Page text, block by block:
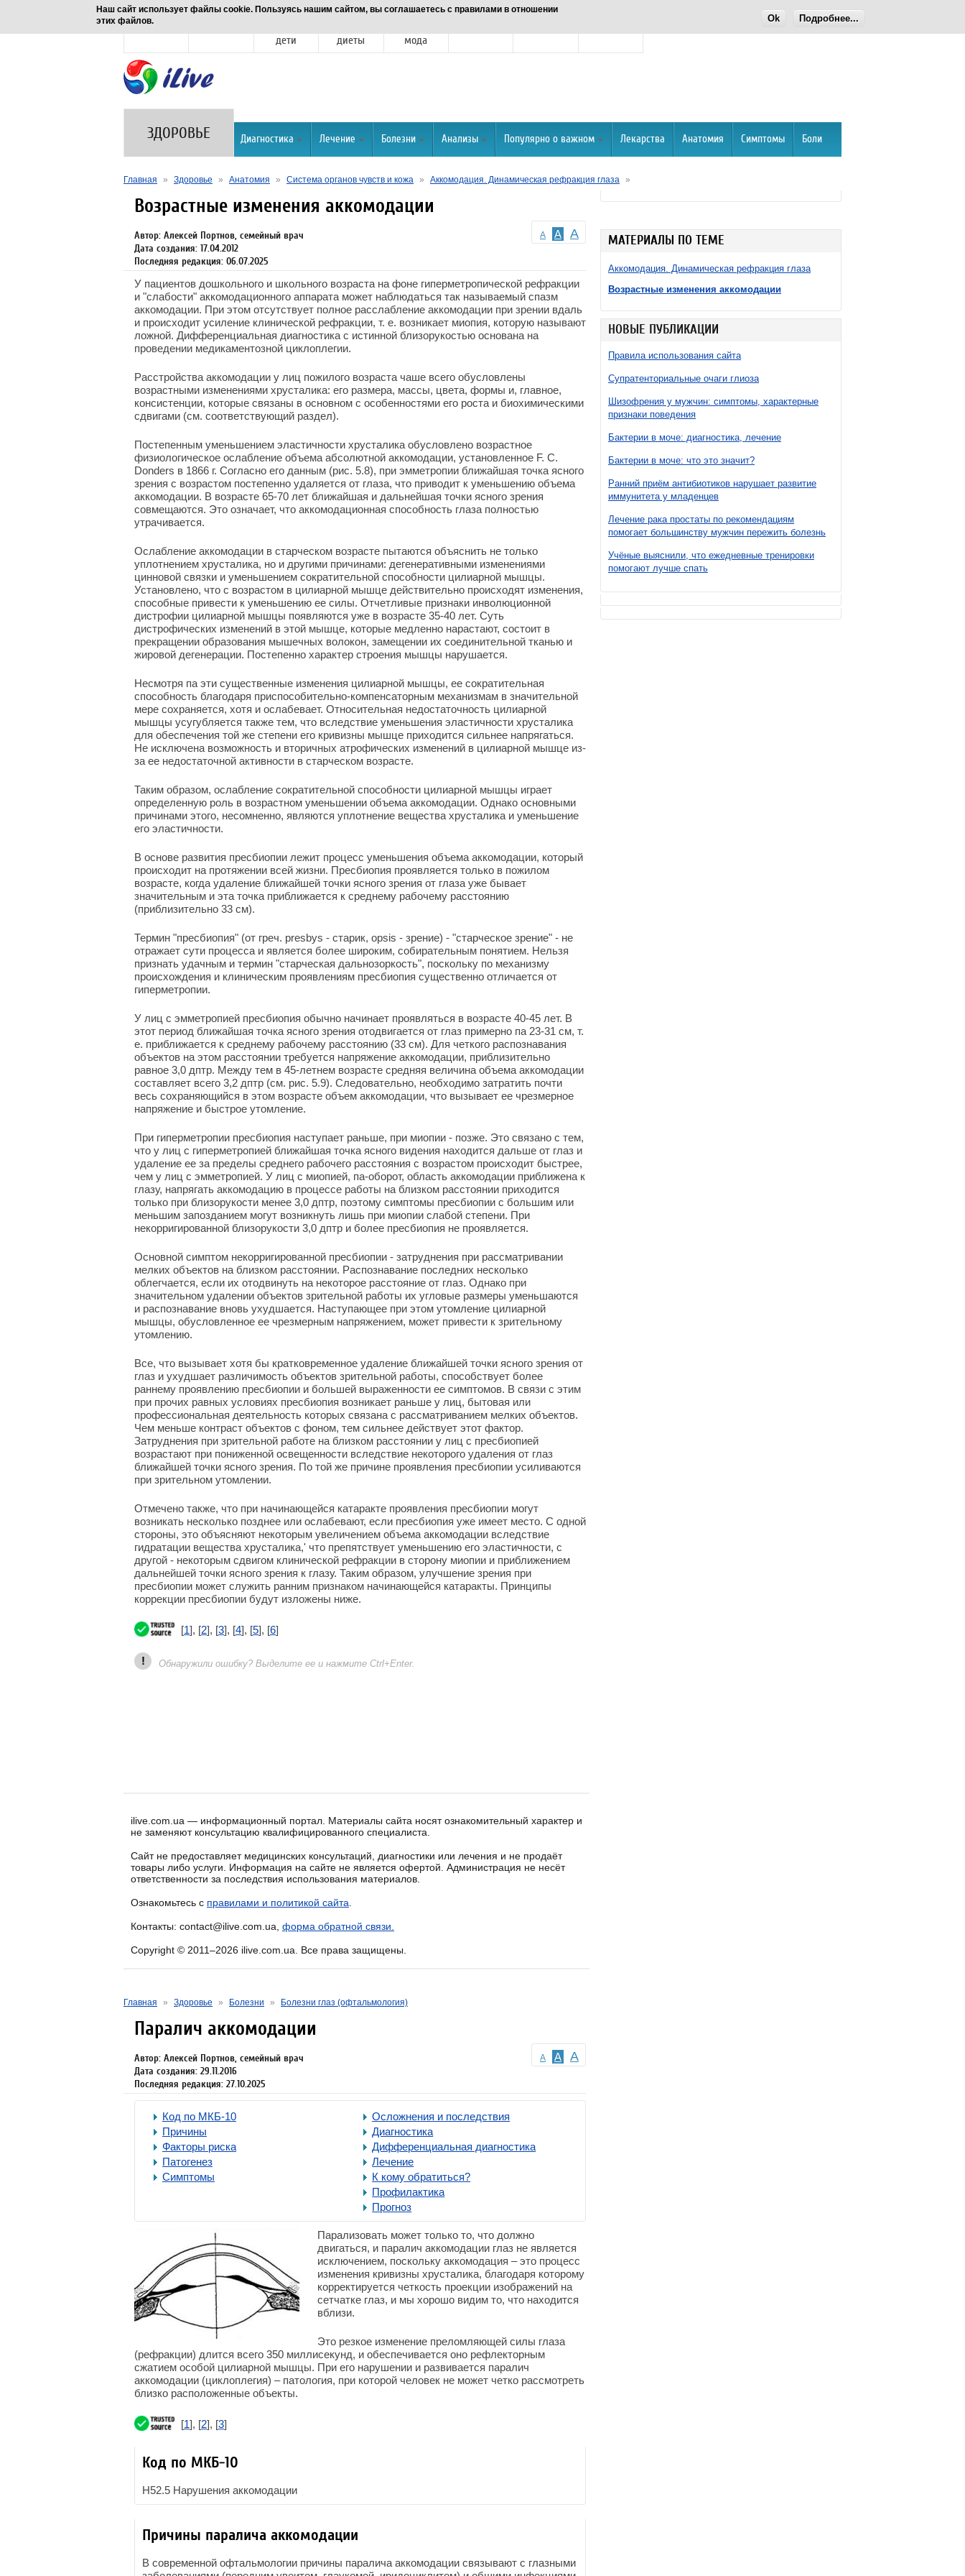
Наш сайт использует файлы cookie. Пользуясь нашим сайтом, вы соглашаетесь с правилами в отношении
этих файлов.
Ok Подробнее...
Новости
дети
диеты
мода
ЗДОРОВЬЕ Диагностика Лечение Болезни Анализы Популярно о важном Лекарства Анатомия Симптомы Боли
Главная » Здоровье » Анатомия » Система органов чувств и кожа » Аккомодация. Динамическая рефракция глаза »
МАТЕРИАЛЫ ПО ТЕМЕ
Аккомодация. Динамическая рефракция глаза
Возрастные изменения аккомодации
НОВЫЕ ПУБЛИКАЦИИ
Правила использования сайта
Супратенториальные очаги глиоза
Шизофрения у мужчин: симптомы, характерные
признаки поведения
Бактерии в моче: диагностика, лечение
Бактерии в моче: что это значит?
Ранний приём антибиотиков нарушает развитие
иммунитета у младенцев
Лечение рака простаты по рекомендациям
помогает большинству мужчин пережить болезнь
Учёные выяснили, что ежедневные тренировки
помогают лучше спать
A A A
Возрастные изменения аккомодации
Автор: Алексей Портнов, семейный врач
Дата создания: 17.04.2012
Последняя редакция: 06.07.2025
У пациентов дошкольного и школьного возраста на фоне гиперметропической рефракции
и "слабости" аккомодационного аппарата может наблюдаться так называемый спазм
аккомодации. При этом отсутствует полное расслабление аккомодации при зрении вдаль
и происходит усиление клинической рефракции, т. е. возникает миопия, которую называют
ложной. Дифференциальная диагностика с истинной близорукостью основана на
проведении медикаментозной циклоплегии.
Расстройства аккомодации у лиц пожилого возраста чаше всего обусловлены
возрастными изменениями хрусталика: его размера, массы, цвета, формы и, главное,
консистенции, которые связаны в основном с особенностями его роста и биохимическими
сдвигами (см. соответствующий раздел).
Постепенным уменьшением эластичности хрусталика обусловлено возрастное
физиологическое ослабление объема абсолютной аккомодации, установленное F. С.
Donders в 1866 г. Согласно его данным (рис. 5.8), при эмметропии ближайшая точка ясного
зрения с возрастом постепенно удаляется от глаза, что приводит к уменьшению объема
аккомодации. В возрасте 65-70 лет ближайшая и дальнейшая точки ясного зрения
совмещаются. Это означает, что аккомодационная способность глаза полностью
утрачивается.
Ослабление аккомодации в старческом возрасте пытаются объяснить не только
уплотнением хрусталика, но и другими причинами: дегенеративными изменениями
цинновой связки и уменьшением сократительной способности цилиарной мышцы.
Установлено, что с возрастом в цилиарной мышце действительно происходят изменения,
способные привести к уменьшению ее силы. Отчетливые признаки инволюционной
дистрофии цилиарной мышцы появляются уже в возрасте 35-40 лет. Суть
дистрофических изменений в этой мышце, которые медленно нарастают, состоит в
прекращении образования мышечных волокон, замещении их соединительной тканью и
жировой дегенерации. Постепенно характер строения мышцы нарушается.
Несмотря па эти существенные изменения цилиарной мышцы, ее сократительная
способность благодаря приспособительно-компенсаторным механизмам в значительной
мере сохраняется, хотя и ослабевает. Относительная недостаточность цилиарной
мышцы усугубляется также тем, что вследствие уменьшения эластичности хрусталика
для обеспечения той же степени его кривизны мышце приходится сильнее напрягаться.
Не исключена возможность и вторичных атрофических изменений в цилиарной мышце из-
за ее недостаточной активности в старческом возрасте.
Таким образом, ослабление сократительной способности цилиарной мышцы играет
определенную роль в возрастном уменьшении объема аккомодации. Однако основными
причинами этого, несомненно, являются уплотнение вещества хрусталика и уменьшение
его эластичности.
В основе развития пресбиопии лежит процесс уменьшения объема аккомодации, который
происходит на протяжении всей жизни. Пресбиопия проявляется только в пожилом
возрасте, когда удаление ближайшей точки ясного зрения от глаза уже бывает
значительным и эта точка приближается к среднему рабочему расстоянию
(приблизительно 33 см).
Термин "пресбиопия" (от греч. presbys - старик, opsis - зрение) - "старческое зрение" - не
отражает сути процесса и является более широким, собирательным понятием. Нельзя
признать удачным и термин "старческая дальнозоркость", поскольку по механизму
происхождения и клиническим проявлениям пресбиопия существенно отличается от
гиперметропии.
У лиц с эмметропией пресбиопия обычно начинает проявляться в возрасте 40-45 лет. В
этот период ближайшая точка ясного зрения отодвигается от глаз примерно па 23-31 см, т.
е. приближается к среднему рабочему расстоянию (33 см). Для четкого распознавания
объектов на этом расстоянии требуется напряжение аккомодации, приблизительно
равное 3,0 дптр. Между тем в 45-летнем возрасте средняя величина объема аккомодации
составляет всего 3,2 дптр (см. рис. 5.9). Следовательно, необходимо затратить почти
весь сохраняющийся в этом возрасте объем аккомодации, что вызывает ее чрезмерное
напряжение и быстрое утомление.
При гиперметропии пресбиопия наступает раньше, при миопии - позже. Это связано с тем,
что у лиц с гиперметропией ближайшая точка ясного видения находится дальше от глаз и
удаление ее за пределы среднего рабочего расстояния с возрастом происходит быстрее,
чем у лиц с эмметропией. У лиц с миопией, па-оборот, область аккомодации приближена к
глазу, напрягать аккомодацию в процессе работы на близком расстоянии приходится
только при близорукости менее 3,0 дптр, поэтому симптомы пресбиопии с большим или
меньшим запозданием могут возникнуть лишь при миопии слабой степени. При
некорригированной близорукости 3,0 дптр и более пресбиопия не проявляется.
Основной симптом некорригированной пресбиопии - затруднения при рассматривании
мелких объектов на близком расстоянии. Распознавание последних несколько
облегчается, если их отодвинуть на некоторое расстояние от глаз. Однако при
значительном удалении объектов зрительной работы их угловые размеры уменьшаются
и распознавание вновь ухудшается. Наступающее при этом утомление цилиарной
мышцы, обусловленное ее чрезмерным напряжением, может привести к зрительному
утомлению.
Все, что вызывает хотя бы кратковременное удаление ближайшей точки ясного зрения от
глаз и ухудшает различимость объектов зрительной работы, способствует более
раннему проявлению пресбиопии и большей выраженности ее симптомов. В связи с этим
при прочих равных условиях пресбиопия возникает раньше у лиц, бытовая или
профессиональная деятельность которых связана с рассматриванием мелких объектов.
Чем меньше контраст объектов с фоном, тем сильнее действует этот фактор.
Затруднения при зрительной работе на близком расстоянии у лиц с пресбиопией
возрастают при пониженной освещенности вследствие некоторого удаления от глаз
ближайшей точки ясного зрения. По той же причине проявления пресбиопии усиливаются
при зрительном утомлении.
Отмечено также, что при начинающейся катаракте проявления пресбиопии могут
возникать несколько позднее или ослабевают, если пресбиопия уже имеет место. С одной
стороны, это объясняют некоторым увеличением объема аккомодации вследствие
гидратации вещества хрусталика,' что препятствует уменьшению его эластичности, с
другой - некоторым сдвигом клинической рефракции в сторону миопии и приближением
дальнейшей точки ясного зрения к глазу. Таким образом, улучшение зрения при
пресбиопии может служить ранним признаком начинающейся катаракты. Принципы
коррекции пресбиопии будут изложены ниже.
[1], [2], [3], [4], [5], [6]
! Обнаружили ошибку? Выделите ее и нажмите Ctrl+Enter.
ilive.com.ua — информационный портал. Материалы сайта носят ознакомительный характер и
не заменяют консультацию квалифицированного специалиста.
Сайт не предоставляет медицинских консультаций, диагностики или лечения и не продаёт
товары либо услуги. Информация на сайте не является офертой. Администрация не несёт
ответственности за последствия использования материалов.
Ознакомьтесь с правилами и политикой сайта
Контакты: contact@ilive.com.ua, форма обратной связи.
Copyright © 2011–2026 ilive.com.ua. Все права защищены.
Главная » Здоровье » Болезни » Болезни глаз (офтальмология)
A A A
Паралич аккомодации
Автор: Алексей Портнов, семейный врач
Дата создания: 29.11.2016
Последняя редакция: 27.10.2025
Код по МКБ-10
Причины
Факторы риска
Патогенез
Симптомы
Осложнения и последствия
Диагностика
Дифференциальная диагностика
Лечение
К кому обратиться?
Профилактика
Прогноз
Парализовать может только то, что должно
двигаться, и паралич аккомодации глаз не является
исключением, поскольку аккомодация – это процесс
изменения кривизны хрусталика, благодаря которому
корректируется четкость проекции изображений на
сетчатке глаз, и мы хорошо видим то, что находится
вблизи.
Это резкое изменение преломляющей силы глаза
(рефракции) длится всего 350 миллисекунд, и обеспечивается оно рефлекторным
сжатием особой цилиарной мышцы. При его нарушении и развивается паралич
аккомодации (циклоплегия) – патология, при которой человек не может четко рассмотреть
близко расположенные объекты.
[1], [2], [3]
Код по МКБ-10
H52.5 Нарушения аккомодации
Причины паралича аккомодации
В современной офтальмологии причины паралича аккомодации связывают с глазными